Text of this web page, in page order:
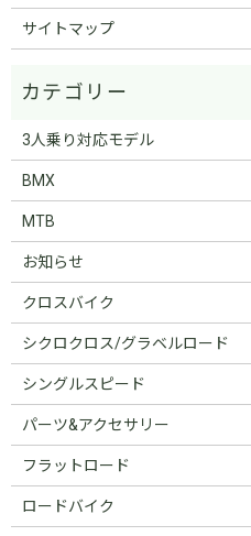
サイトマップ
3人乗り対応モデル
BMX
MTB
お知らせ
クロスバイク
シクロクロス/グラベルロード
シングルスピード
パーツ&アクセサリー
フラットロード
ロードバイク